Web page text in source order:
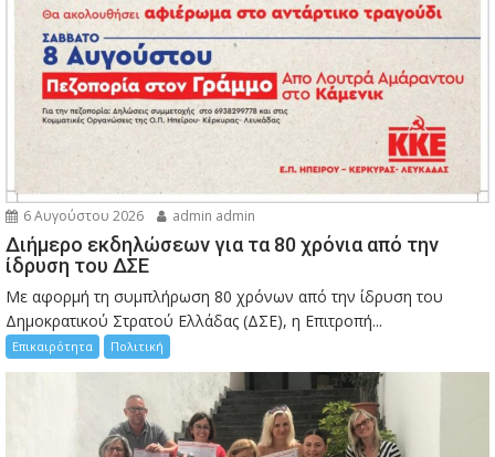
6 Αυγούστου 2026 admin admin
Διήμερο εκδηλώσεων για τα 80 χρόνια από την
ίδρυση του ΔΣΕ
Με αφορμή τη συμπλήρωση 80 χρόνων από την ίδρυση του
Δημοκρατικού Στρατού Ελλάδας (ΔΣΕ), η Επιτροπή...
Επικαιρότητα Πολιτική